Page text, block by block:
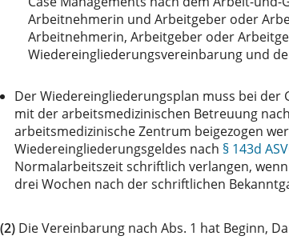
Arbeitnehmerin und Arbeitgeber oder
Arbeitnehmerin, Arbeitgeber oder
Wiedereingliederungsvereinbarung und
Der Wiedereingliederungsplan muss bei
mit der arbeitsmedizinischen Betreuung nach
arbeitsmedizinische Zentrum beigezogen
Wiedereingliederungsgeldes nach § 143d
Normalarbeitszeit schriftlich verlangen,
drei Wochen nach der schriftlichen
(2) Die Vereinbarung nach Abs. 1 hat Beginn,